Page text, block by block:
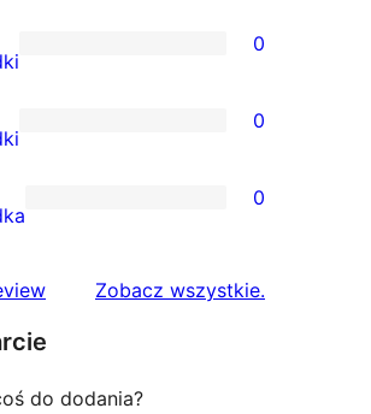
0
0
0
Zobacz wszystkierecenzje
.
do dodania?